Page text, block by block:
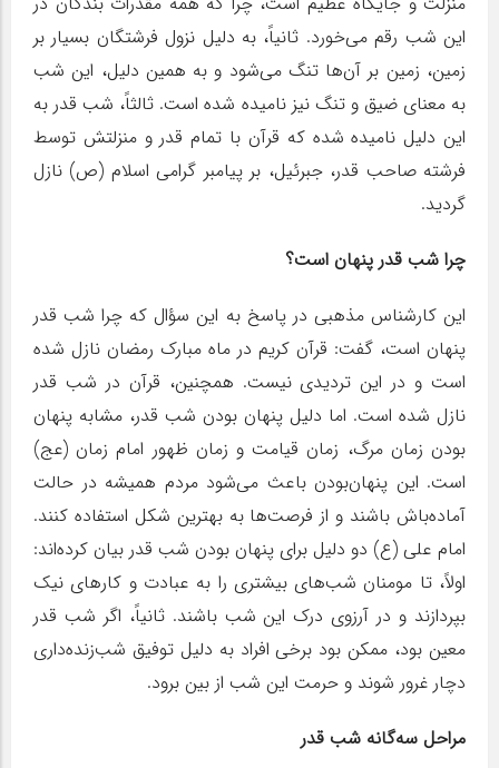
این شب رقم می‌خورد. ثانیاً، به دلیل نزول فرشتگان بسیار بر
زمین، زمین بر آن‌ها تنگ می‌شود و به همین دلیل، این شب
به معنای ضیق و تنگ نیز نامیده شده است. ثالثاً، شب قدر به
این دلیل نامیده شده که قرآن با تمام قدر و منزلتش توسط
فرشته صاحب قدر، جبرئیل، بر پیامبر گرامی اسلام (ص) نازل
گردید.
چرا شب قدر پنهان است؟
این کارشناس مذهبی در پاسخ به این سؤال که چرا شب قدر
پنهان است، گفت: قرآن کریم در ماه مبارک رمضان نازل شده
است و در این تردیدی نیست. همچنین، قرآن در شب قدر
نازل شده است. اما دلیل پنهان بودن شب قدر، مشابه پنهان
بودن زمان مرگ، زمان قیامت و زمان ظهور امام زمان (عج)
است. این پنهان‌بودن باعث می‌شود مردم همیشه در حالت
آماده‌باش باشند و از فرصت‌ها به بهترین شکل استفاده کنند.
امام علی (ع) دو دلیل برای پنهان بودن شب قدر بیان کرده‌اند:
اولاً، تا مومنان شب‌های بیشتری را به عبادت و کارهای نیک
بپردازند و در آرزوی درک این شب باشند. ثانیاً، اگر شب قدر
معین بود، ممکن بود برخی افراد به دلیل توفیق شب‌زنده‌داری
دچار غرور شوند و حرمت این شب از بین برود.
مراحل سه‌گانه شب قدر